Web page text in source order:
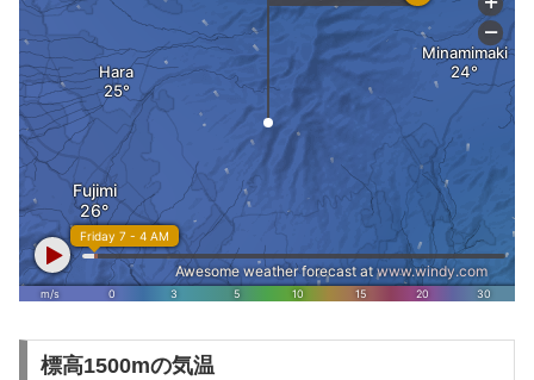
標高1500mの気温